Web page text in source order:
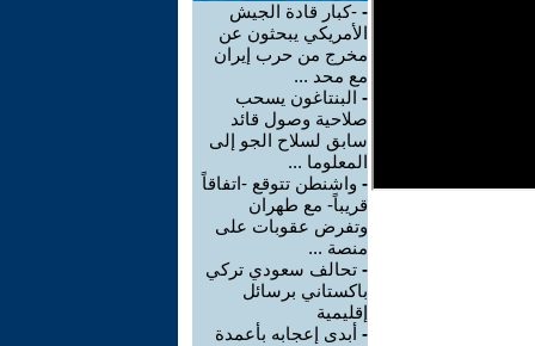
- -كبار قادة الجيش
الأمريكي يبحثون عن
مخرج من حرب إيران
مع محد ...
- البنتاغون يسحب
صلاحية وصول قائد
سابق لسلاح الجو إلى
المعلوما ...
- واشنطن تتوقع -اتفاقاً
قريباً- مع طهران
وتفرض عقوبات على
منصة ...
- تحالف سعودي تركي
باكستاني برسائل
إقليمية
- أبدى إعجابه بأعمدة